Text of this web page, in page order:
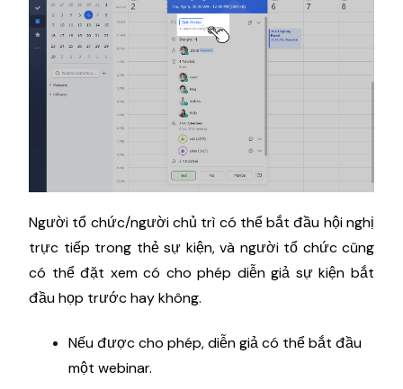
Người tổ chức/người chủ trì có thể bắt đầu hội nghị
trực tiếp trong thẻ sự kiện, và người tổ chức cũng
có thể đặt xem có cho phép diễn giả sự kiện bắt
đầu họp trước hay không.
Nếu được cho phép, diễn giả có thể bắt đầu
một webinar.